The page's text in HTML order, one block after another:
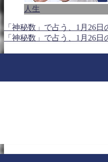
人生
「神秘数」で占う、1月26日
「神秘数」で占う、1月26